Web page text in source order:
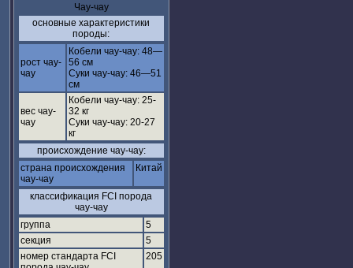
Чау-чау
основные характеристики
породы:
рост чау-
чау
Кобели чау-чау: 48—
56 см
Суки чау-чау: 46—51
см
вес чау-
чау
Кобели чау-чау: 25-
32 кг
Суки чау-чау: 20-27
кг
происхождение чау-чау:
страна происхождения
чау-чау
Китай
классификация FCI порода
чау-чау
группа
5
секция
5
номер стандарта FCI
205